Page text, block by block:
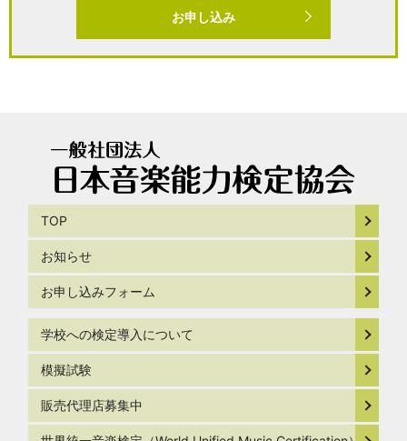
お申し込み
TOP
お知らせ
お申し込みフォーム
学校への検定導入について
模擬試験
販売代理店募集中